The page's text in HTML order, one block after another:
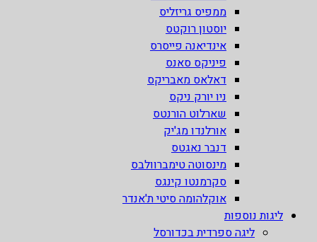
ממפיס גריזליס
יוסטון רוקטס
אינדיאנה פייסרס
פיניקס סאנס
דאלאס מאבריקס
ניו יורק ניקס
שארלוט הורנטס
אורלנדו מג'יק
דנבר נאגטס
מינסוטה טימברוולבס
סקרמנטו קינגס
אוקלהומה סיטי ת'אנדר
ליגות נוספות
ליגה ספרדית בכדורסל